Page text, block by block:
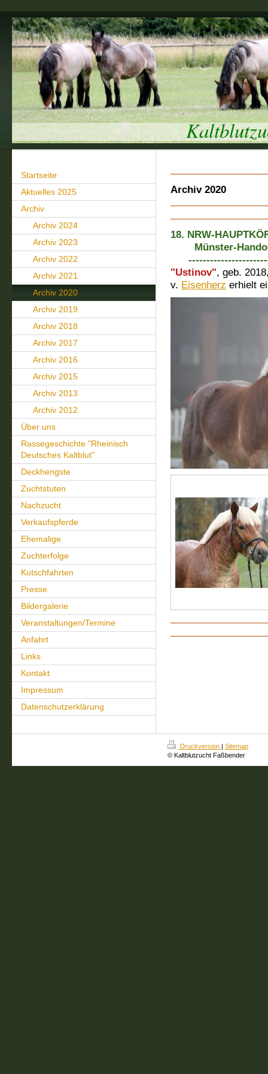
Startseite
Aktuelles 2025
Archiv
Archiv 2024
Archiv 2023
Archiv 2022
Archiv 2021
Archiv 2020
Archiv 2019
Archiv 2018
Archiv 2017
Archiv 2016
Archiv 2015
Archiv 2013
Archiv 2012
Über uns
Rassegeschichte "Rheinisch
Deutsches Kaltblut"
Deckhengste
Zuchtstuten
Nachzucht
Verkaufspferde
Ehemalige
Zuchterfolge
Kutschfahrten
Presse
Bildergalerie
Veranstaltungen/Termine
Anfahrt
Links
Kontakt
Impressum
Datenschutzerklärung
Archiv 2020
18. NRW-
Münster-Handorf
"Ustinov", geb.
v. Eisenherz erhielt
Druckversion | Sitemap
© Kaltblutzucht Faßbender